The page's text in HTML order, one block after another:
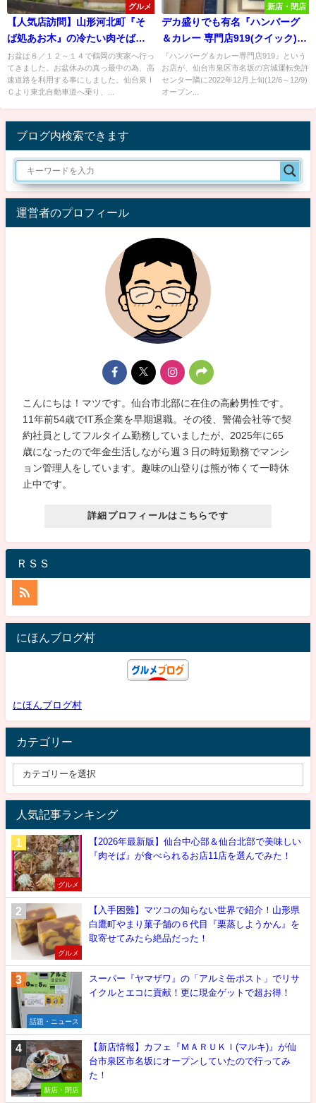
グルメ
【人気店訪問】山形河北町『そ
ば処あお木』の冷たい肉そばが
旨すぎる！
お盆は８／１２～１４で鶴岡の実家へ行っ
てきました。お盆休みの真っ最中の為、高
速道路を利用する事にしました。仙台泉Ｉ
Ｃより東北自動車道へ乗り、...
新店・閉店
デカ盛りでも有名『ハンバーグ
＆カレー 専門店919(クイック)』
が仙台市泉区に移転OPEN日決
定！
『ハンバーグ＆カレー専門店919』という
お店が、仙台市泉区市名坂の宮城運転免許
センター隣に2022年12月上旬(12/6～12/9)
オープン...
ブログ内検索できます
運営者のプロフィール
こんにちは！マツです。仙台市北部に在住の高齢男性です。
11年前54歳でIT系企業を早期退職。その後、警備会社等で契
約社員としてフルタイム勤務していましたが、2025年に65
歳になったので年金生活しながら週３日の時短勤務でマンシ
ョン管理人をしています。趣味の山登りは熊が怖くて一時休
止中です。
詳細プロフィールはこちらです
ＲＳＳ
にほんブログ村
にほんブログ村
カテゴリー
人気記事ランキング
グルメ
【2026年最新版】仙台中心部＆仙台北部で美味しい
『肉そば』が食べられるお店11店を選んでみた！
グルメ
【入手困難】マツコの知らない世界で紹介！山形県
白鷹町やまり菓子舗の６代目『栗蒸しようかん』を
取寄せてみたら絶品だった！
話題・ニュース
スーパー『ヤマザワ』の「アルミ缶ポスト」でリサ
イクルとエコに貢献！更に現金ゲットで超お得！
新店・閉店
【新店情報】カフェ『ＭＡＲＵＫＩ(マルキ)』が仙
台市泉区市名坂にオープンしていたので行ってみ
た！